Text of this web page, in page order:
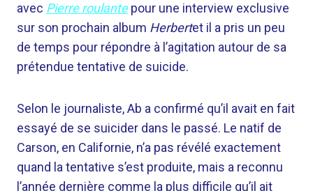
avec Pierre roulantepour une interview exclusive
sur son prochain album Herbertet il a pris un peu
de temps pour répondre à l’agitation autour de sa
prétendue tentative de suicide.
Selon le journaliste, Ab a confirmé qu’il avait en fait
essayé de se suicider dans le passé. Le natif de
Carson, en Californie, n’a pas révélé exactement
quand la tentative s’est produite, mais a reconnu
l’année dernière comme la plus difficile qu’il ait